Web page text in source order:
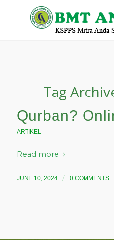
Tag
Qurban?
ARTIKEL
Read more
JUNE 10, 2024 / 0 COMMENTS